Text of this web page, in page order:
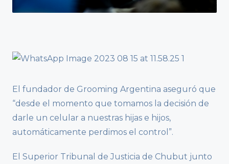
El fundador de Grooming Argentina aseguró que
“desde el momento que tomamos la decisión de
darle un celular a nuestras hijas e hijos,
automáticamente perdimos el control”.
El Superior Tribunal de Justicia de Chubut junto